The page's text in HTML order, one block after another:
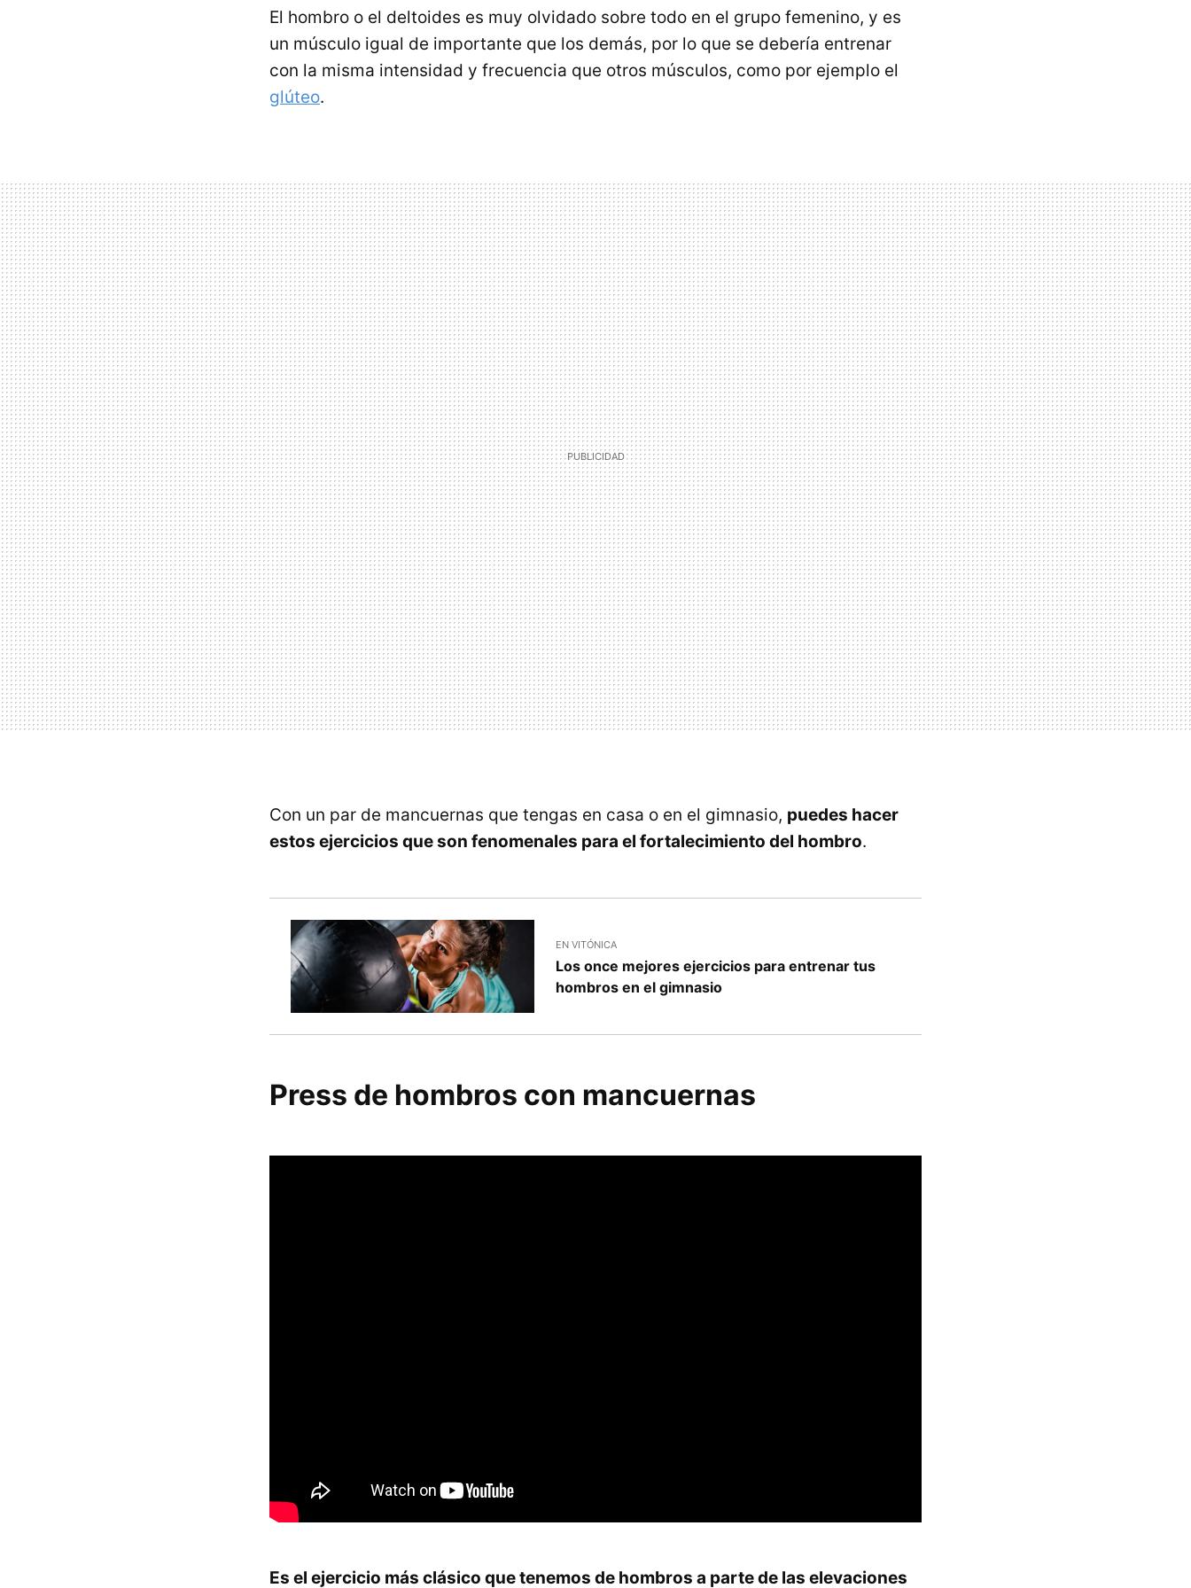
El hombro o el deltoides es muy olvidado sobre todo en el grupo femenino, y es
un músculo igual de importante que los demás, por lo que se debería entrenar
con la misma intensidad y frecuencia que otros músculos, como por ejemplo el
glúteo.
Con un par de mancuernas que tengas en casa o en el gimnasio, puedes hacer
estos ejercicios que son fenomenales para el fortalecimiento del hombro.
EN VITÓNICA
Los once mejores ejercicios para entrenar tus
hombros en el gimnasio
Press de hombros con mancuernas
Es el ejercicio más clásico que tenemos de hombros a parte de las elevaciones